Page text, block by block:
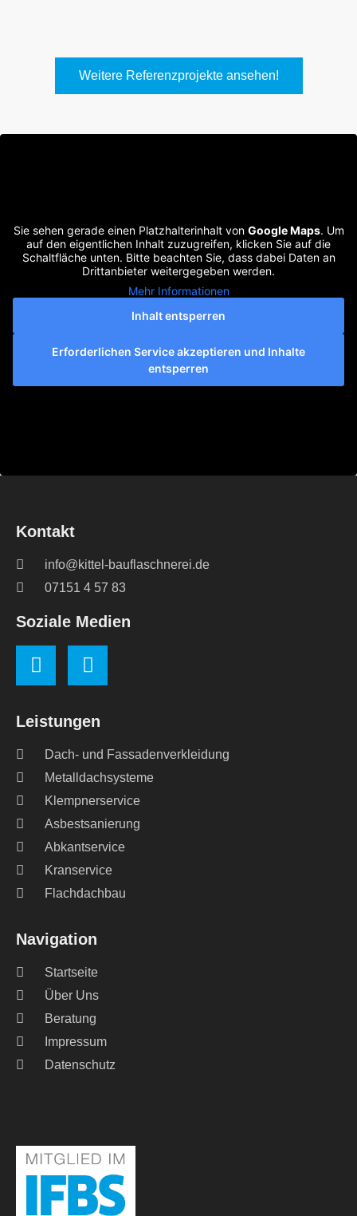
Weitere Referenzprojekte ansehen!
Sie sehen gerade einen Platzhalterinhalt von Google Maps. Um
auf den eigentlichen Inhalt zuzugreifen, klicken Sie auf die
Schaltfläche unten. Bitte beachten Sie, dass dabei Daten an
Drittanbieter weitergegeben werden.
Mehr Informationen
Inhalt entsperren
Erforderlichen Service akzeptieren und Inhalte
entsperren
Navigation
Startseite
Über Uns
Beratung
Impressum
Datenschutz
Leistungen
Dach- und Fassadenverkleidung
Metalldachsysteme
Klempnerservice
Asbestsanierung
Abkantservice
Kranservice
Flachdachbau
Kontakt
info@kittel-bauflaschnerei.de
07151 4 57 83
Soziale Medien